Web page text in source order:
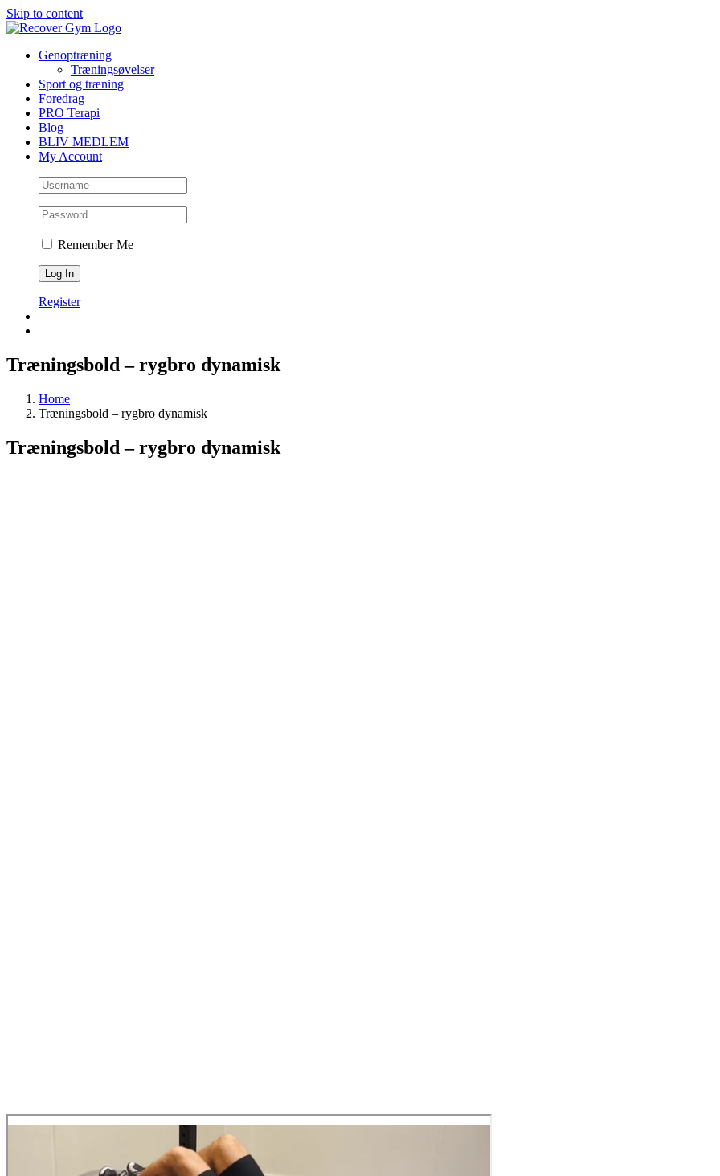
Skip to content
Genoptræning
Træningsøvelser
Sport og træning
Foredrag
PRO Terapi
Blog
BLIV MEDLEM
My Account
Remember Me
Register
Træningsbold – rygbro dynamisk
Home
Træningsbold – rygbro dynamisk
Træningsbold – rygbro dynamisk